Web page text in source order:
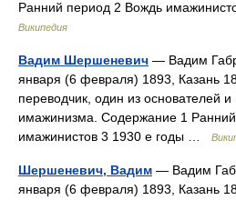
Ранний период 2 Вождь
Википедия
Вадим Шершеневич — Вадим
января (6 февраля) 1893, Казань
переводчик, один из основателей и
имажинизма. Содержание 1
имажинистов 3 1930 е годы …
Шершеневич, Вадим — Вадим
января (6 февраля) 1893, Казань